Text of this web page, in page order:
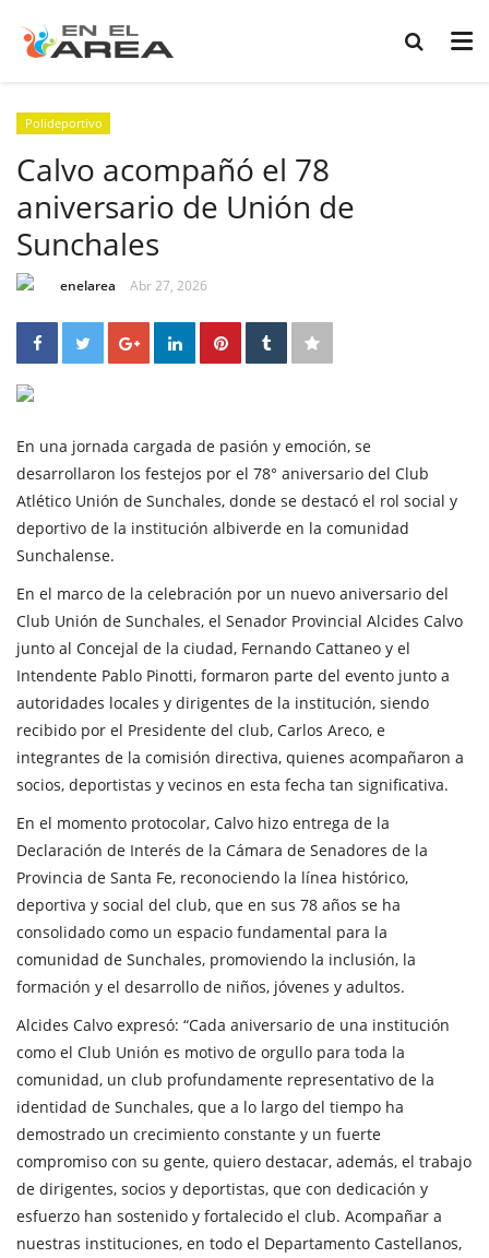
Polideportivo
Calvo acompañó el 78
aniversario de Unión de
Sunchales
enelarea Abr 27, 2026
En una jornada cargada de pasión y emoción, se
desarrollaron los festejos por el 78° aniversario del Club
Atlético Unión de Sunchales, donde se destacó el rol social y
deportivo de la institución albiverde en la comunidad
Sunchalense.
En el marco de la celebración por un nuevo aniversario del
Club Unión de Sunchales, el Senador Provincial Alcides Calvo
junto al Concejal de la ciudad, Fernando Cattaneo y el
Intendente Pablo Pinotti, formaron parte del evento junto a
autoridades locales y dirigentes de la institución, siendo
recibido por el Presidente del club, Carlos Areco, e
integrantes de la comisión directiva, quienes acompañaron a
socios, deportistas y vecinos en esta fecha tan significativa.
En el momento protocolar, Calvo hizo entrega de la
Declaración de Interés de la Cámara de Senadores de la
Provincia de Santa Fe, reconociendo la línea histórico,
deportiva y social del club, que en sus 78 años se ha
consolidado como un espacio fundamental para la
comunidad de Sunchales, promoviendo la inclusión, la
formación y el desarrollo de niños, jóvenes y adultos.
Alcides Calvo expresó: “Cada aniversario de una institución
como el Club Unión es motivo de orgullo para toda la
comunidad, un club profundamente representativo de la
identidad de Sunchales, que a lo largo del tiempo ha
demostrado un crecimiento constante y un fuerte
compromiso con su gente, quiero destacar, además, el trabajo
de dirigentes, socios y deportistas, que con dedicación y
esfuerzo han sostenido y fortalecido el club. Acompañar a
nuestras instituciones, en todo el Departamento Castellanos,